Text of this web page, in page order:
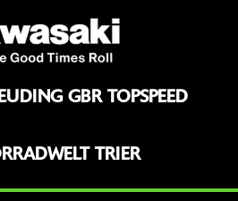
GBR TOPSPEED
TRIER